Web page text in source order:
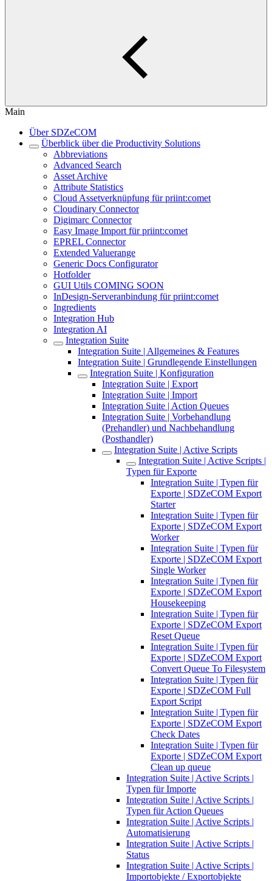
Main
Über SDZeCOM
Überblick über die Productivity Solutions
Abbreviations
Advanced Search
Asset Archive
Attribute Statistics
Cloud Assetverknüpfung für priint:comet
Cloudinary Connector
Digimarc Connector
Easy Image Import für priint:comet
EPREL Connector
Extended Valuerange
Generic Docs Configurator
Hotfolder
GUI Utils COMING SOON
InDesign-Serveranbindung für priint:comet
Ingredients
Integration Hub
Integration AI
Integration Suite
Integration Suite | Allgemeines & Features
Integration Suite | Grundlegende Einstellungen
Integration Suite | Konfiguration
Integration Suite | Export
Integration Suite | Import
Integration Suite | Action Queues
Integration Suite | Vorbehandlung
(Prehandler) und Nachbehandlung
(Posthandler)
Integration Suite | Active Scripts
Integration Suite | Active Scripts |
Typen für Exporte
Integration Suite | Typen für
Exporte | SDZeCOM Export
Starter
Integration Suite | Typen für
Exporte | SDZeCOM Export
Worker
Integration Suite | Typen für
Exporte | SDZeCOM Export
Single Worker
Integration Suite | Typen für
Exporte | SDZeCOM Export
Housekeeping
Integration Suite | Typen für
Exporte | SDZeCOM Export
Reset Queue
Integration Suite | Typen für
Exporte | SDZeCOM Export
Convert Queue To Filesystem
Integration Suite | Typen für
Exporte | SDZeCOM Full
Export Script
Integration Suite | Typen für
Exporte | SDZeCOM Export
Check Dates
Integration Suite | Typen für
Exporte | SDZeCOM Export
Clean up queue
Integration Suite | Active Scripts |
Typen für Importe
Integration Suite | Active Scripts |
Typen für Action Queues
Integration Suite | Active Scripts |
Automatisierung
Integration Suite | Active Scripts |
Status
Integration Suite | Active Scripts |
Importobjekte / Exportobjekte